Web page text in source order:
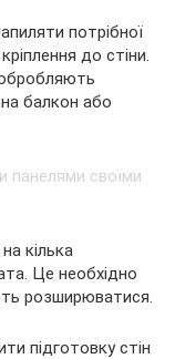
потрібної
до стіни.
обробляють
балкон або
кілька
Це необхідно
розширюватися.
підготовку стін